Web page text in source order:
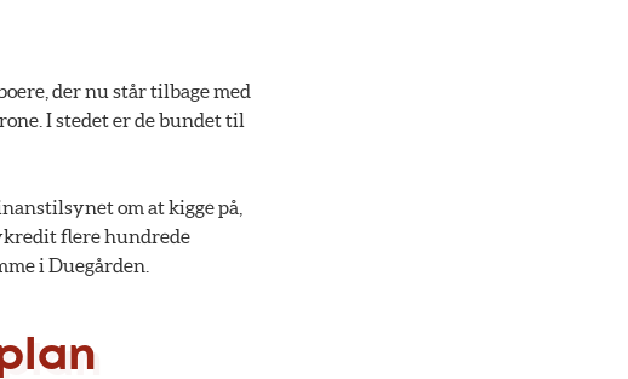
der nu står tilbage med
I stedet er de bundet til
om at kigge på,
flere hundrede
i Duegården.